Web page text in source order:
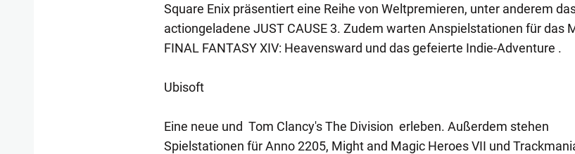
Square Enix präsentiert eine Reihe von Weltpremieren, unter anderem
actiongeladene JUST CAUSE 3. Zudem warten Anspielstationen für das
FINAL FANTASY XIV: Heavensward und das gefeierte Indie-Adventure .
Ubisoft
Eine neue und Tom Clancy's The Division erleben. Außerdem stehen
Spielstationen für Anno 2205, Might and Magic Heroes VII und